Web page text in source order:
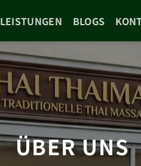
LEISTUNGEN BLOGS
ÜBER UNS